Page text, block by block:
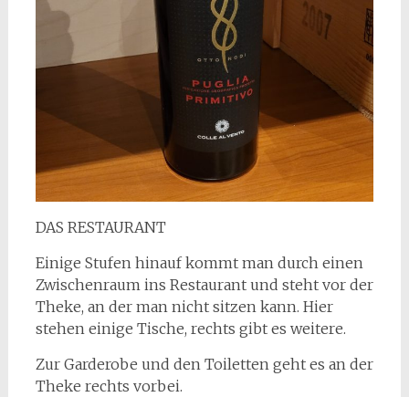
DAS RESTAURANT
Einige Stufen hinauf kommt man durch einen
Zwischenraum ins Restaurant und steht vor der
Theke, an der man nicht sitzen kann. Hier
stehen einige Tische, rechts gibt es weitere.
Zur Garderobe und den Toiletten geht es an der
Theke rechts vorbei.